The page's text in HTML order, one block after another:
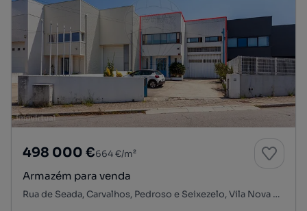
498 000 €664 €/m²
Armazém para venda
Rua de Seada, Carvalhos, Pedroso e Seixezelo, Vila Nova de Gaia, Porto